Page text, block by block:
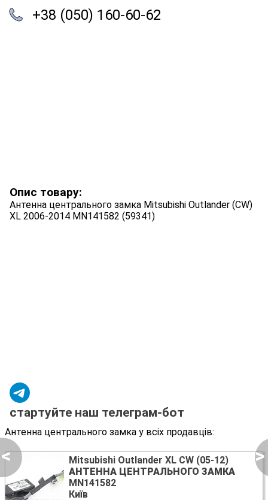
< >
+38 (050) 160-60-62
Опис товару:
Антенна центрального замка Mitsubishi Outlander (CW)
XL 2006-2014 MN141582 (59341)
стартуйте наш телеграм-бот
Антенна центрального замка у всіх продавців:
Mitsubishi Outlander XL CW (05-12)
АНТЕННА ЦЕНТРАЛЬНОГО ЗАМКА
MN141582
Київ